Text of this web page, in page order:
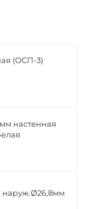
(ОСП-3)
настенная
наруж.Ø26,8мм